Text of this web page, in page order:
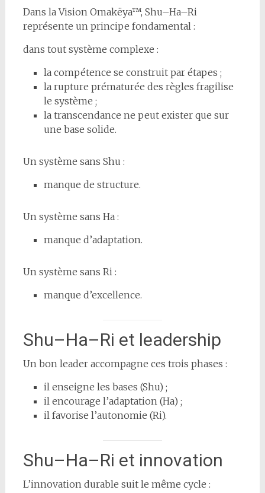
Dans la Vision Omakëya™, Shu–Ha–Ri
représente un principe fondamental :
dans tout système complexe :
la compétence se construit par étapes ;
la rupture prématurée des règles fragilise
le système ;
la transcendance ne peut exister que sur
une base solide.
Un système sans Shu :
manque de structure.
Un système sans Ha :
manque d’adaptation.
Un système sans Ri :
manque d’excellence.
Shu–Ha–Ri et leadership
Un bon leader accompagne ces trois phases :
il enseigne les bases (Shu) ;
il encourage l’adaptation (Ha) ;
il favorise l’autonomie (Ri).
Shu–Ha–Ri et innovation
L’innovation durable suit le même cycle :